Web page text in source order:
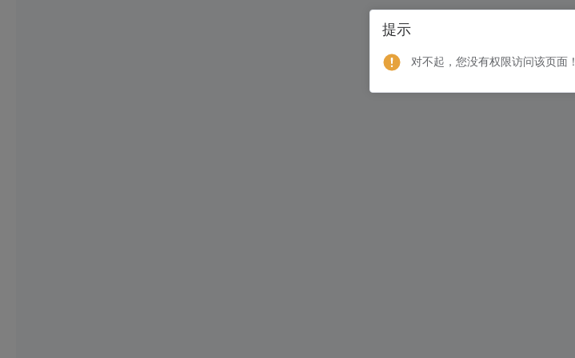
提示
对不起，您没有权限访问该页面！